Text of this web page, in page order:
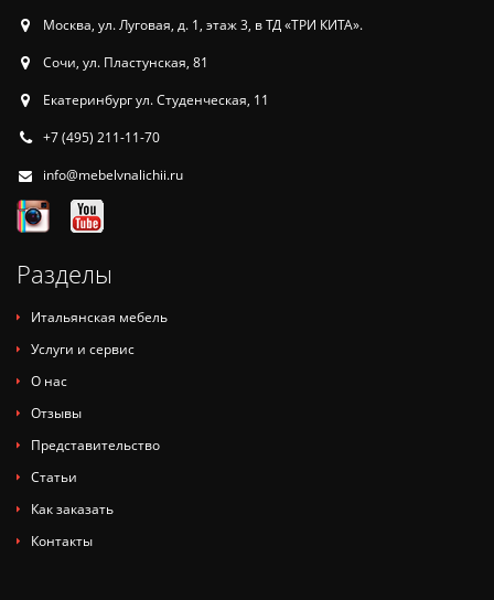
Москва, ул. Луговая, д. 1, этаж 3, в ТД «ТРИ КИТА».
Сочи, ул. Пластунская, 81
Екатеринбург ул. Студенческая, 11
+7 (495) 211-11-70
info@mebelvnalichii.ru
Разделы
Итальянская мебель
Услуги и сервис
О нас
Отзывы
Представительство
Статьи
Как заказать
Контакты